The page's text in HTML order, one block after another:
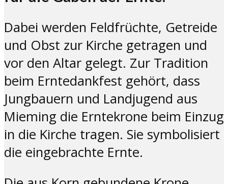
Dabei werden Feldfrüchte, Getreide
und Obst zur Kirche getragen und
vor den Altar gelegt. Zur Tradition
beim Erntedankfest gehört, dass
Jungbauern und Landjugend aus
Mieming die Erntekrone beim Einzug
in die Kirche tragen. Sie symbolisiert
die eingebrachte Ernte.